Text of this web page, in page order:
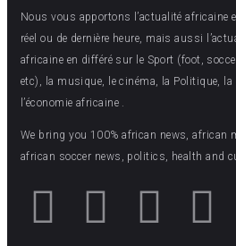
Nous vous apportons l’actualité africaine
réel ou de dernière heure, mais aussi
africaine en différé sur le Sport (foot,
etc), la musique, le cinéma, la Politique, la
l’économie africaine .
We bring you 100% african news, african
african soccer news, politics, health and